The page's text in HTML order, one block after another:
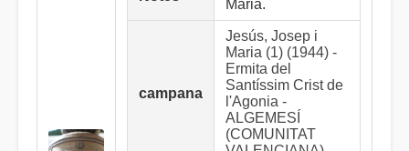
Maria.
campana
Jesús, Josep i
Maria (1) (1944) -
Ermita del
Santíssim Crist de
l'Agonia -
ALGEMESÍ
(COMUNITAT